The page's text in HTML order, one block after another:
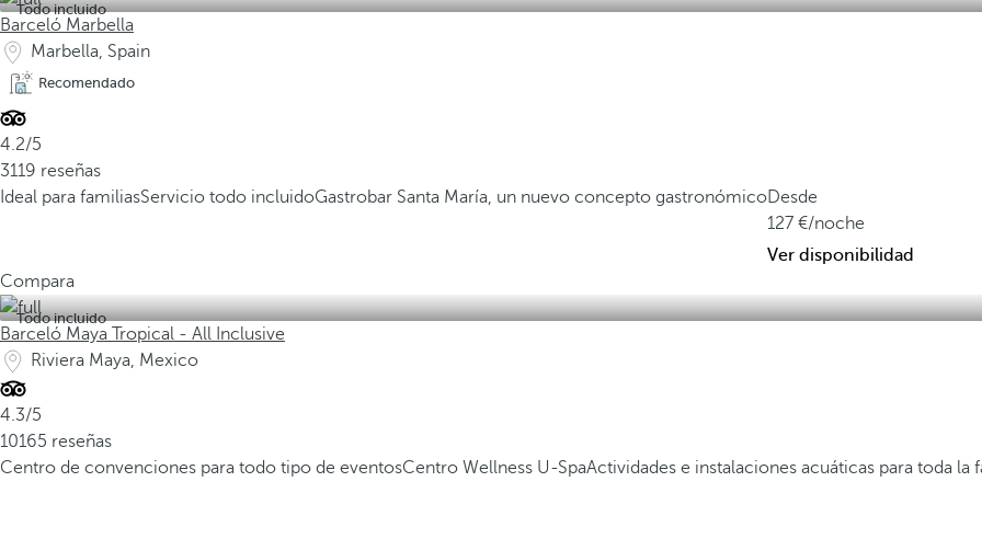
Todo incluido
Barceló Marbella
Marbella, Spain
Recomendado
4.2/5
3119 reseñas
Ideal para familiasServicio todo incluidoGastrobar Santa María, un nuevo concepto gastronómicoDesde
127
/noche
Ver disponibilidad
Compara
Todo incluido
Barceló Maya Tropical - All Inclusive
Riviera Maya, Mexico
4.3/5
10165 reseñas
Centro de convenciones para todo tipo de eventosCentro Wellness U-SpaActividades e instalaciones acuáticas para toda la